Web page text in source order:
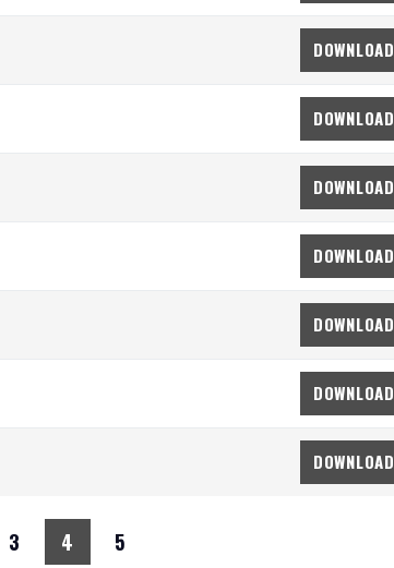
DOWNLOAD
DOWNLOAD
DOWNLOAD
DOWNLOAD
DOWNLOAD
DOWNLOAD
DOWNLOAD
3 4 5